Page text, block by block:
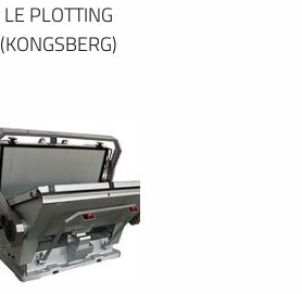
LE PLOTTING
(KONGSBERG)